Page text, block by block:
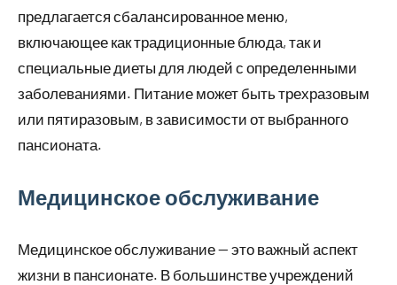
предлагается сбалансированное меню,
включающее как традиционные блюда, так и
специальные диеты для людей с определенными
заболеваниями. Питание может быть трехразовым
или пятиразовым, в зависимости от выбранного
пансионата.
Медицинское обслуживание
Медицинское обслуживание — это важный аспект
жизни в пансионате. В большинстве учреждений